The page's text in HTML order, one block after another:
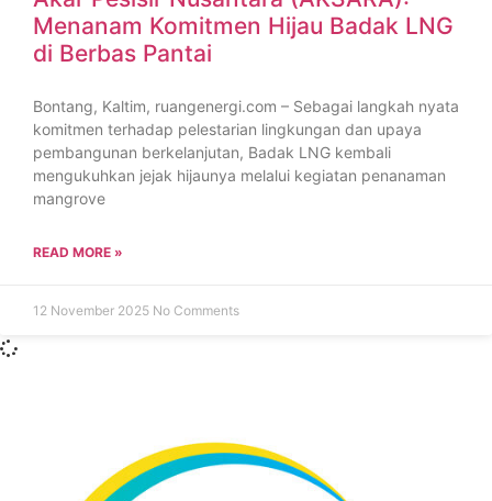
Menanam Komitmen Hijau Badak LNG
di Berbas Pantai
Bontang, Kaltim, ruangenergi.com – Sebagai langkah nyata
komitmen terhadap pelestarian lingkungan dan upaya
pembangunan berkelanjutan, Badak LNG kembali
mengukuhkan jejak hijaunya melalui kegiatan penanaman
mangrove
READ MORE »
12 November 2025 No Comments